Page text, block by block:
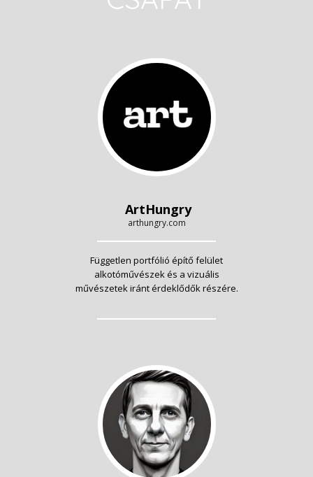
ArtHungry
arthungry.com
Független portfólió építő felület
alkotóművészek és a vizuális
művészetek iránt érdeklődők részére.